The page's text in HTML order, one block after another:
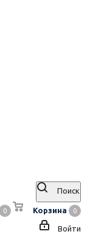
Поиск
0 Корзина 0
Войти